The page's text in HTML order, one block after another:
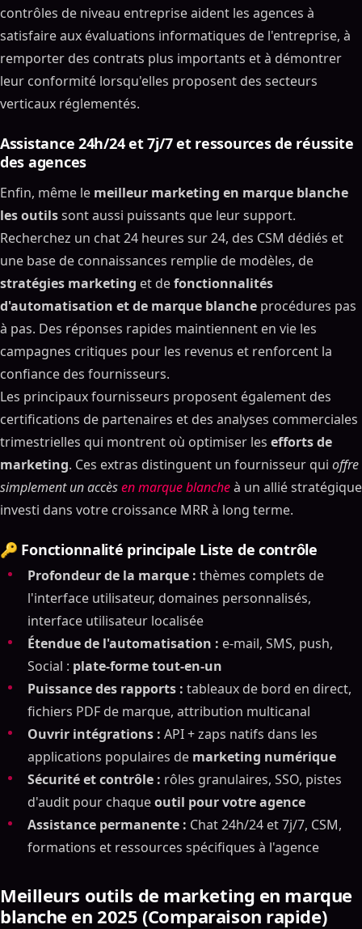
contrôles de niveau entreprise aident les agences à
satisfaire aux évaluations informatiques de l'entreprise, à
remporter des contrats plus importants et à démontrer
leur conformité lorsqu'elles proposent des secteurs
verticaux réglementés.
Assistance 24h/24 et 7j/7 et ressources de réussite
des agences
Enfin, même le meilleur marketing en marque blanche
les outilssont aussi puissants que leur support.
Recherchez un chat 24 heures sur 24, des CSM dédiés et
une base de connaissances remplie de modèles, de
stratégies marketing et defonctionnalités
d'automatisation et de marque blanche procédures pas
à pas. Des réponses rapides maintiennent en vie les
campagnes critiques pour les revenus et renforcent la
confiance des fournisseurs.
Les principaux fournisseurs proposent également des
certifications de partenaires et des analyses commerciales
trimestrielles qui montrent où optimiser les efforts de
marketing. Ces extras distinguent un fournisseur qui offre
simplement un accèsen marque blancheà un allié stratégique
investi dans votre croissance MRR à long terme.
🔑 Fonctionnalité principale Liste de contrôle
Profondeur de la marque : thèmes complets de
l'interface utilisateur, domaines personnalisés,
interface utilisateur localisée
Étendue de l'automatisation : e-mail, SMS, push,
Social : plate-forme tout-en-un
Puissance des rapports : tableaux de bord en direct,
fichiers PDF de marque, attribution multicanal
Ouvrir intégrations : API + zaps natifs dans les
applications populaires de marketing numérique
Sécurité et contrôle : rôles granulaires, SSO, pistes
d'audit pour chaqueoutil pour votre agence
Assistance permanente : Chat 24h/24 et 7j/7, CSM,
formations et ressources spécifiques à l'agence
Meilleurs outils de marketing en marque
blanche en 2025 (Comparaison rapide)